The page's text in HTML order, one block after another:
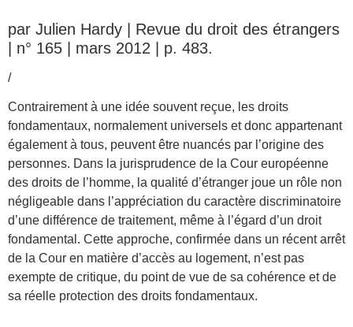
par Julien Hardy | Revue du droit des étrangers
| n° 165 | mars 2012 | p. 483.
/
Contrairement à une idée souvent reçue, les droits
fondamentaux, normalement universels et donc appartenant
également à tous, peuvent être nuancés par l’origine des
personnes. Dans la jurisprudence de la Cour européenne
des droits de l’homme, la qualité d’étranger joue un rôle non
négligeable dans l’appréciation du caractère discriminatoire
d’une différence de traitement, même à l’égard d’un droit
fondamental. Cette approche, confirmée dans un récent arrêt
de la Cour en matière d’accès au logement, n’est pas
exempte de critique, du point de vue de sa cohérence et de
sa réelle protection des droits fondamentaux.